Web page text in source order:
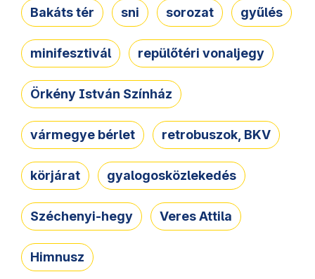
Bakáts tér sni sorozat gyűlés
minifesztivál repülőtéri vonaljegy
Örkény István Színház
vármegye bérlet retrobuszok, BKV
körjárat gyalogosközlekedés
Széchenyi-hegy Veres Attila
Himnusz